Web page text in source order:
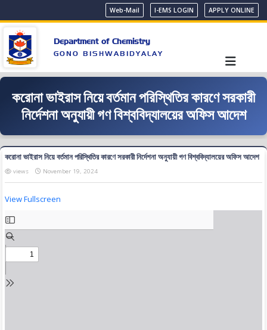
Web-Mail I-EMS LOGIN APPLY ONLINE
Department of Chemistry
GONO BISHWABIDYALAY
করোনা ভাইরাস নিয়ে বর্তমান পরিস্থিতির কারণে সরকারী
নির্দেশনা অনুযায়ী গণ বিশ্ববিদ্যালয়ের অফিস আদেশ
করোনা ভাইরাস নিয়ে বর্তমান পরিস্থিতির কারণে সরকারী নির্দেশনা অনুযায়ী গণ বিশ্ববিদ্যালয়ের অফিস আদেশ
views November 19, 2024
View Fullscreen
to
PDF
content